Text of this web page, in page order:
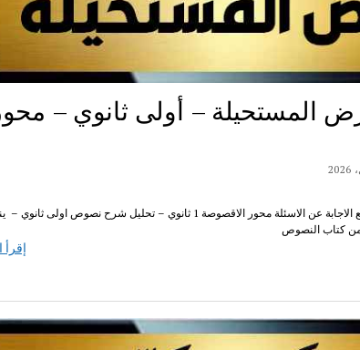
المستحيلة – أولى ثانوي –
شرح نص الأرض المستحيلة مع الاجابة عن الاسئلة محور الاقصوصة 1 ثانوي – تحليل شرح نصوص اولى
من كتاب النصوص
إقرأ